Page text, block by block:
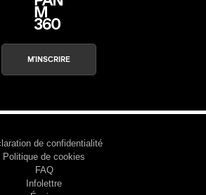
M'INSCRIRE
de confidentialité
Politique de cookies
FAQ
Infolettre